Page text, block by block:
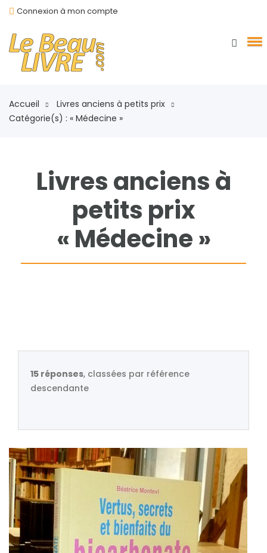
Connexion à mon compte
Accueil
Livres anciens à petits prix
Catégorie(s) : « Médecine »
Livres anciens à
petits prix
« Médecine »
15 réponses, classées par référence
descendante